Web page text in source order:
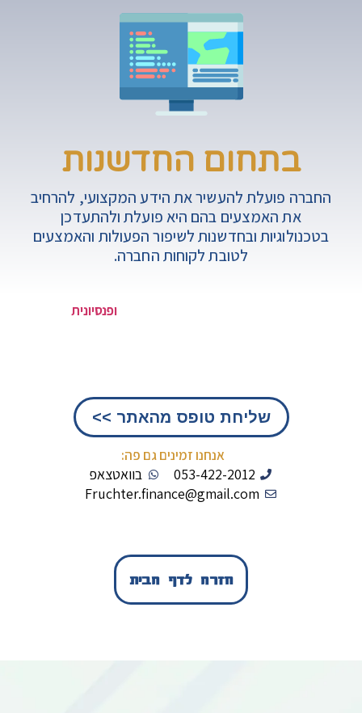
בתחום החדשנות
החברה פועלת להעשיר את הידע המקצועי, להרחיב
את האמצעים בהם היא פועלת ולהתעדכן
בטכנולוגיות ובחדשנות לשיפור הפעולות והאמצעים
לטובת לקוחות החברה.
אם גם אתם רוצים לקבל תכנית פיננסיתופנסיונית
שליחת טופס מהאתר >>
אנחנו זמינים גם פה:
053-422-2012
בוואטצאפ
Fruchter.finance@gmail.com
חזרה לדף הבית